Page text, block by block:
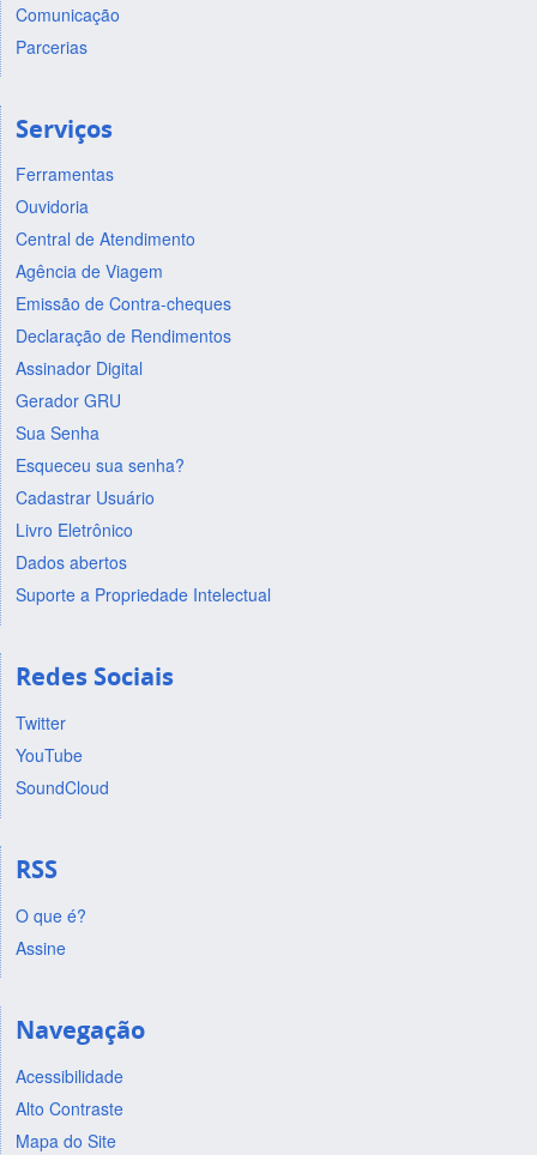
Comunicação
Parcerias
Serviços
Ferramentas
Ouvidoria
Central de Atendimento
Agência de Viagem
Emissão de Contra-cheques
Declaração de Rendimentos
Assinador Digital
Gerador GRU
Sua Senha
Esqueceu sua senha?
Cadastrar Usuário
Livro Eletrônico
Dados abertos
Suporte a Propriedade Intelectual
Redes Sociais
Twitter
YouTube
SoundCloud
RSS
O que é?
Assine
Navegação
Acessibilidade
Alto Contraste
Mapa do Site